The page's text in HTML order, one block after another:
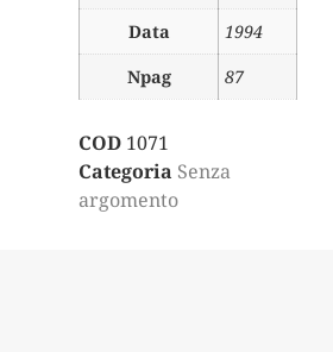
Data
1994
Npag
87
COD 1071
Categoria Senza
argomento